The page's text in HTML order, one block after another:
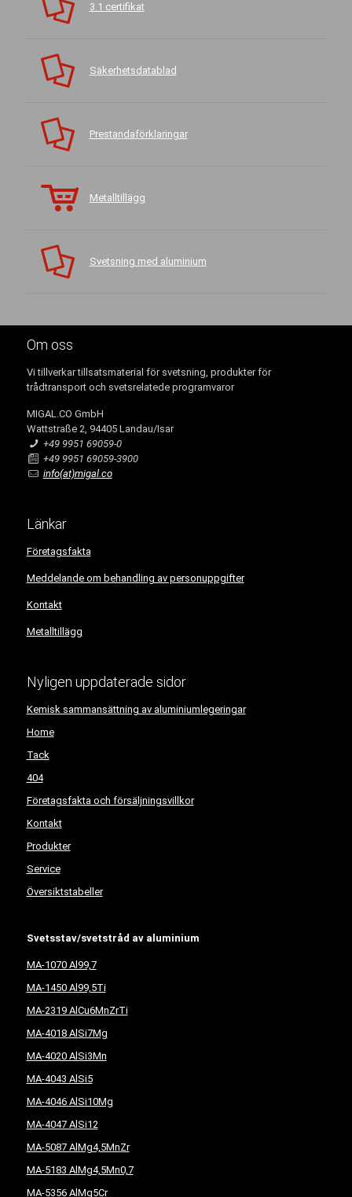
3.1 certifikat
Säkerhetsdatablad
Prestandaförklaringar
Metalltillägg
Svetsning med aluminium
Om oss
Vi tillverkar tillsatsmaterial för svetsning, produkter för
trådtransport och svetsrelatede programvaror
MIGAL.CO GmbH
Wattstraße 2, 94405 Landau/Isar
+49 9951 69059-0
+49 9951 69059-3900
info(at)migal.co
Länkar
Företagsfakta
Meddelande om behandling av personuppgifter
Kontakt
Metalltillägg
Nyligen uppdaterade sidor
Kemisk sammansättning av aluminiumlegeringar
Home
Tack
404
Företagsfakta och försäljningsvillkor
Kontakt
Produkter
Service
Översiktstabeller
Svetsstav/svetstråd av aluminium
MA-1070 Al99,7
MA-1450 Al99,5Ti
MA-2319 AlCu6MnZrTi
MA-4018 AlSi7Mg
MA-4020 AlSi3Mn
MA-4043 AlSi5
MA-4046 AlSi10Mg
MA-4047 AlSi12
MA-5087 AlMg4,5MnZr
MA-5183 AlMg4,5Mn0,7
MA-5356 AlMg5Cr